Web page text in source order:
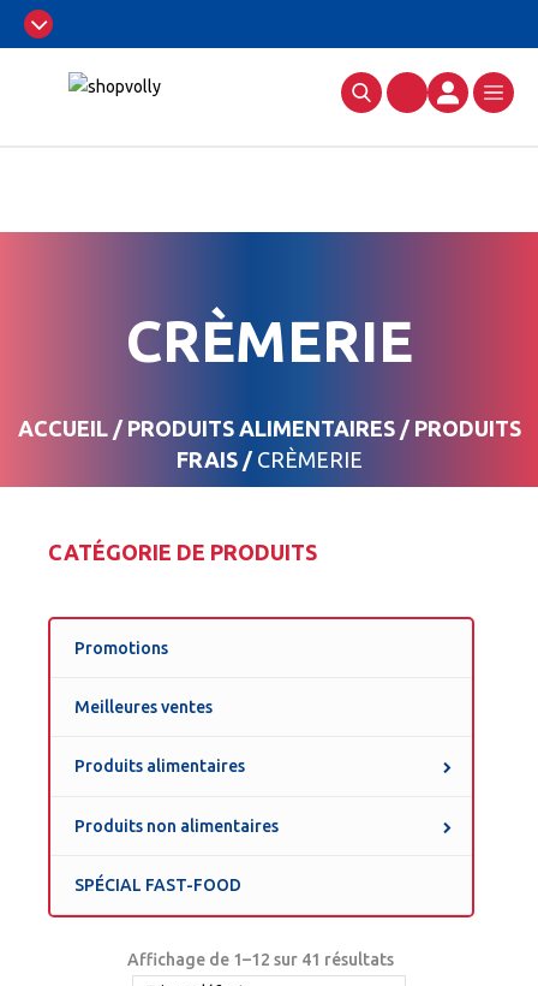
CRÈMERIE
ACCUEIL/ PRODUITS ALIMENTAIRES/ PRODUITS
FRAIS/ CRÈMERIE
Affichage de 1–12 sur 41 résultats
CATÉGORIE DE PRODUITS
Promotions
Meilleures ventes
Produits alimentaires
Produits non alimentaires
SPÉCIAL FAST-FOOD